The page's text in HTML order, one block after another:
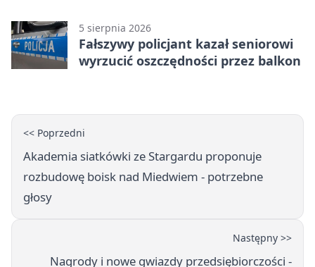
5 sierpnia 2026
Fałszywy policjant kazał seniorowi
wyrzucić oszczędności przez balkon
<< Poprzedni
Akademia siatkówki ze Stargardu proponuje
rozbudowę boisk nad Miedwiem - potrzebne
głosy
Następny >>
Nagrody i nowe gwiazdy przedsiębiorczości -